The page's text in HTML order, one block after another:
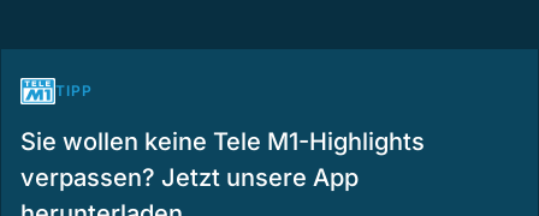
TIPP
Sie wollen keine Tele M1-Highlights
verpassen? Jetzt unsere App